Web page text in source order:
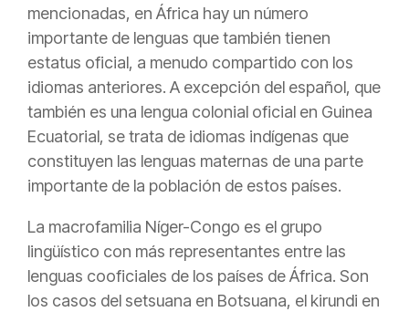
mencionadas, en África hay un número
importante de lenguas que también tienen
estatus oficial, a menudo compartido con los
idiomas anteriores. A excepción del español, que
también es una lengua colonial oficial en Guinea
Ecuatorial, se trata de idiomas indígenas que
constituyen las lenguas maternas de una parte
importante de la población de estos países.
La macrofamilia Níger-Congo es el grupo
lingüístico con más representantes entre las
lenguas cooficiales de los países de África. Son
los casos del setsuana en Botsuana, el kirundi en